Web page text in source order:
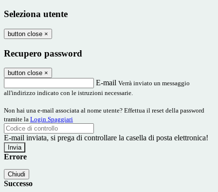
Seleziona utente
button close ×
Recupero password
button close ×
E-mail Verrà inviato un messaggio
all'indirizzo indicato con le istruzioni necessarie.
Non hai una e-mail associata al nome utente? Effettua il reset della password
tramite la Login Spaggiari
E-mail inviata, si prega di controllare la casella di posta elettronica!
Errore
Chiudi
Successo